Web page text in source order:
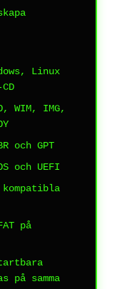
Linux
WIM, IMG,
och GPT
och UEFI
på
på samma